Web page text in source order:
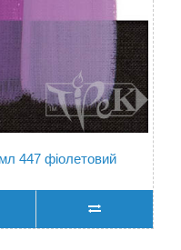
447 фіолетовий